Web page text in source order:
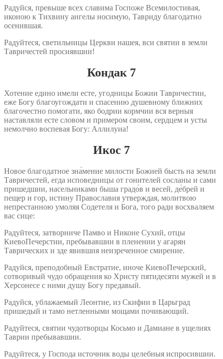
Радуйся, превыше всех славима Госпоже Всемилостивая,
иконою к Тихвину ангелы носимую, Тавриду благодатно
осенившая.
Радуйтеся, светильницы Церкви нашея, вси святии в земли
Тавричестей просиявшии!
Кондак 7
Хотение едино имели есте, угодницы Божии Тавричестии,
еже Богу благоугождати и спасению душевному ближних
благочестно помогати, яко бодрии кормчии вся верныя
наставляли есте словом и примером своим, сердцем и усты
немолчно воспевая Богу: Аллилуиа!
Икос 7
Новое благодатное зна́мение милости Божией бысть на земли
Тавричестей, егда исповедницы от гонителей сосланы и сами
пришедшии, насельниками быша градо́в и весей, де́брей и
пещер и гор, истину Православия утверждая, молитвою
непрестанною умоляя Содетеля и Бога, того ради восхваляем
вас сице:
Радуйтеся, затворниче Памво и Никоне Сухий, отцы
КиевоПечерстии, пребывавшии в пленении у агарян
Таврических и зде явившия неизреченное смирение.
Радуйся, преподобный Евстратие, иноче КиевоПечерский,
сотворивый чудо обращения ко Христу пятидесяти мужей и в
Херсонесе с ними душу Богу предавый.
Радуйся, ублажаемый Леонтие, из Скифии в Царьград
пришедый и тамо нетленными мощами почивающий.
Радуйтеся, святии чудотворцы Косьмо и Дамиане в ущелиях
Таврии пребывавшии.
Радуйтеся, у Господа источник воды целебныя испросившии.